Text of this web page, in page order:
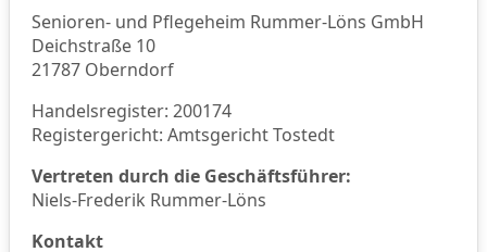
Senioren- und Pflegeheim Rummer-Löns GmbH
Deichstraße 10
21787 Oberndorf
Handelsregister: 200174
Registergericht: Amtsgericht Tostedt
Vertreten durch die Geschäftsführer:
Niels-Frederik Rummer-Löns
Kontakt